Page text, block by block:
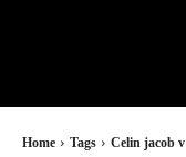
Home Tags Celin jacob v